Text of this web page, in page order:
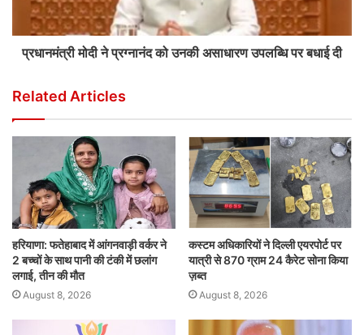
प्रधानमंत्री मोदी ने प्रग्नानंद को उनकी असाधारण उपलब्धि पर बधाई दी
Related Articles
हरियाणा: फतेहाबाद में आंगनवाड़ी वर्कर ने
2 बच्चों के साथ पानी की टंकी में छलांग
लगाई, तीन की मौत
August 8, 2026
कस्टम अधिकारियों ने दिल्ली एयरपोर्ट पर
यात्री से 870 ग्राम 24 कैरेट सोना किया
ज़ब्त
August 8, 2026